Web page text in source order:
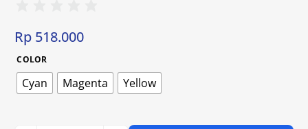
Rp 518.000
COLOR
Cyan Magenta Yellow